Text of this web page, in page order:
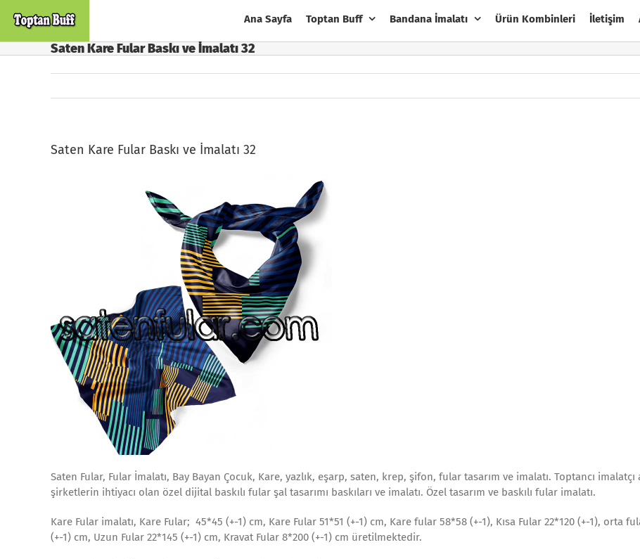
Ana Sayfa Toptan Buff Bandana İmalatı Ürün Kombinleri İletişim
Saten Kare Fular Baskı ve İmalatı 32
Saten Kare Fular Baskı ve İmalatı 32
Saten Fular, Fular İmalatı, Bay Bayan Çocuk, Kare, yazlık, eşarp, saten, krep, şifon, fular tasarım ve imalatı. Toptancı imalatçı
şirketlerin ihtiyacı olan özel dijital baskılı fular şal tasarımı baskıları ve imalatı. Özel tasarım ve baskılı fular imalatı.
Kare Fular imalatı, Kare Fular; 45*45 (+-1) cm, Kare Fular 51*51 (+-1) cm, Kare fular 58*58 (+-1), Kısa Fular 22*120 (+-1), orta
(+-1) cm, Uzun Fular 22*145 (+-1) cm, Kravat Fular 8*200 (+-1) cm üretilmektedir.